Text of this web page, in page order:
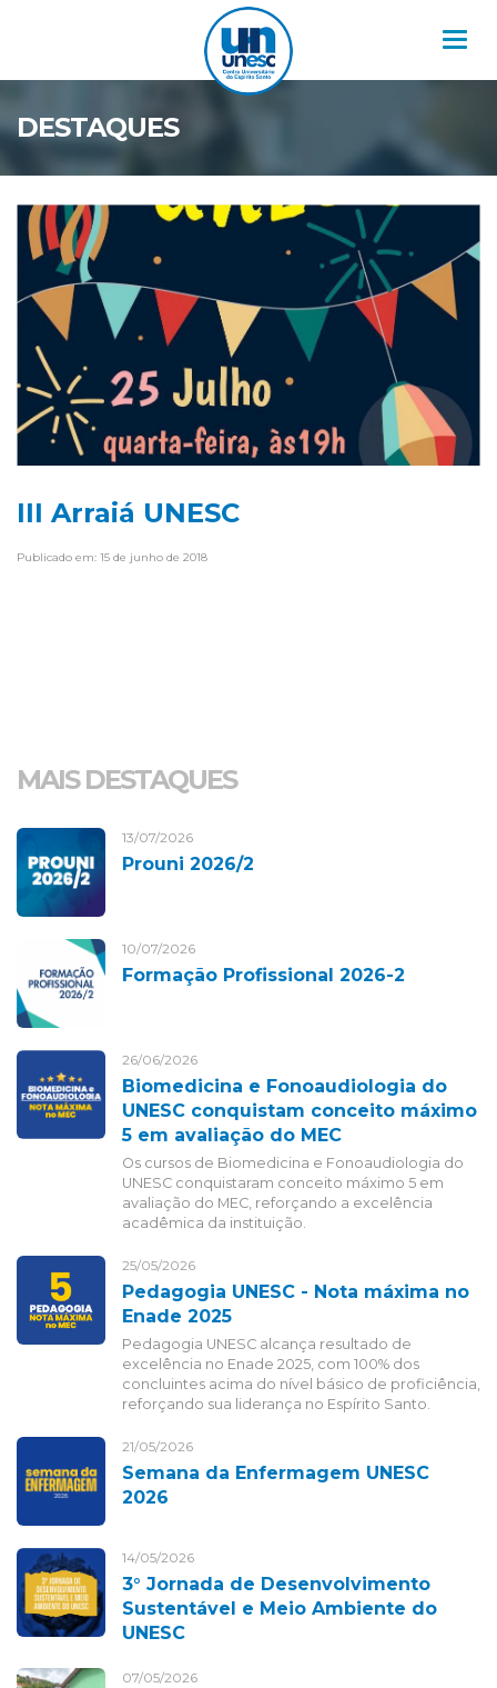
DESTAQUES
III Arraiá UNESC
Publicado em: 15 de junho de 2018
MAIS DESTAQUES
13/07/2026
Prouni 2026/2
10/07/2026
Formação Profissional 2026-2
26/06/2026
Biomedicina e Fonoaudiologia do
UNESC conquistam conceito máximo
5 em avaliação do MEC
Os cursos de Biomedicina e Fonoaudiologia do
UNESC conquistaram conceito máximo 5 em
avaliação do MEC, reforçando a excelência
acadêmica da instituição.
25/05/2026
Pedagogia UNESC - Nota máxima no
Enade 2025
Pedagogia UNESC alcança resultado de
excelência no Enade 2025, com 100% dos
concluintes acima do nível básico de proficiência,
reforçando sua liderança no Espírito Santo.
21/05/2026
Semana da Enfermagem UNESC
2026
14/05/2026
3° Jornada de Desenvolvimento
Sustentável e Meio Ambiente do
UNESC
07/05/2026